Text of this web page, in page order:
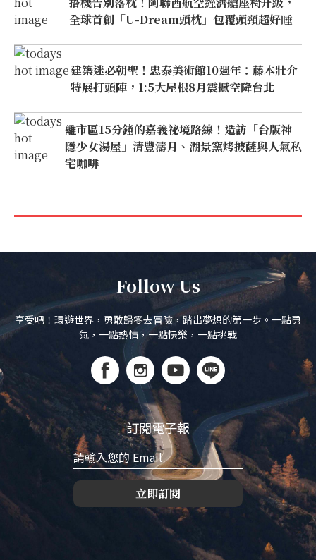
全球首創「U-Dream頭枕」包覆頭頸超好睡
建築迷必朝聖！忠泰美術館10週年：藤本壯介
特展打頭陣，1:5大屋根8月震撼空降台北
離市區15分鐘的嘉義祕境路線！造訪「台版神
隱少女湯屋」清豐濤月、湖景窯烤披薩與人氣私
宅咖啡
Follow Us
享受吧！環遊世界，勇敢歸零去冒險，踏出夢想的第一步。一點勇
氣，一點熱情，一點快樂，一點挑戰
訂閱電子報
立即訂閱